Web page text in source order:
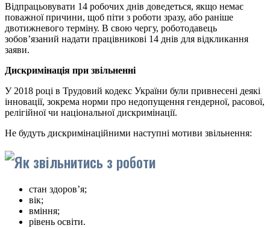
Відпрацьовувати 14 робочих днів доведеться, якщо немає
поважної причини, щоб піти з роботи зразу, або раніше
двотижневого терміну. В свою чергу, роботодавець
зобов’язаний надати працівникові 14 днів для відкликання
заяви.
Дискримінація при звільненні
У 2018 році в Трудовий кодекс України були привнесені деякі
інновації, зокрема норми про недопущення гендерної, расової,
релігійної чи національної дискримінації.
Не будуть дискримінаційними наступні мотиви звільнення:
стан здоров’я;
вік;
вміння;
рівень освіти.